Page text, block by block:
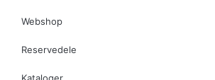
Webshop
Reservedele